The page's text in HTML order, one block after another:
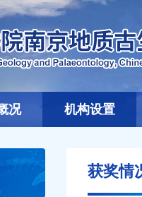
况 机构设置
获奖情